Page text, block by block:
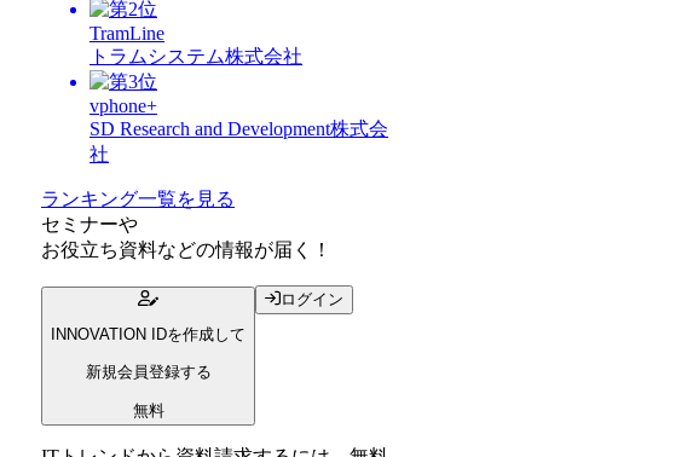
TramLine
トラムシステム株式会社
vphone+
SD Research and Development株式会
社
ランキング一覧を見る
セミナーや
お役立ち資料などの情報が届く！
INNOVATION IDを作成して
新規会員登録する
無料
ログイン